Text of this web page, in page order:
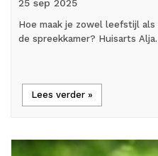
25 sep 2025
Hoe maak je zowel leefstijl als
de spreekkamer? Huisarts
Lees verder »